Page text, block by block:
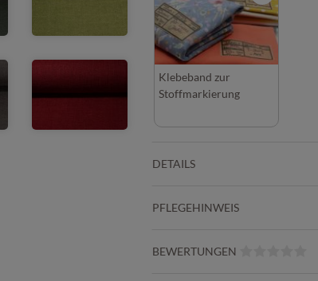
Klebeband zur
Stoffmarkierung
DETAILS
PFLEGEHINWEIS
BEWERTUNGEN